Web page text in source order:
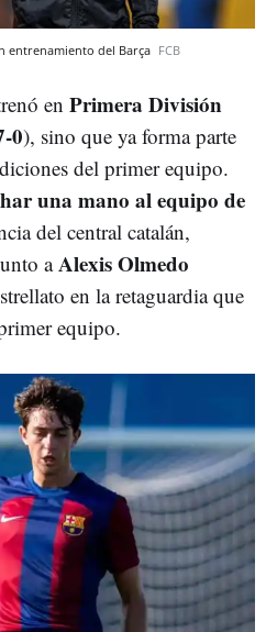
entrenamiento del Barça FCB
en Primera División
0), sino que ya forma parte
del primer equipo.
una mano al equipo de
del central catalán,
aAlexis Olmedo
en la retaguardia que
equipo.